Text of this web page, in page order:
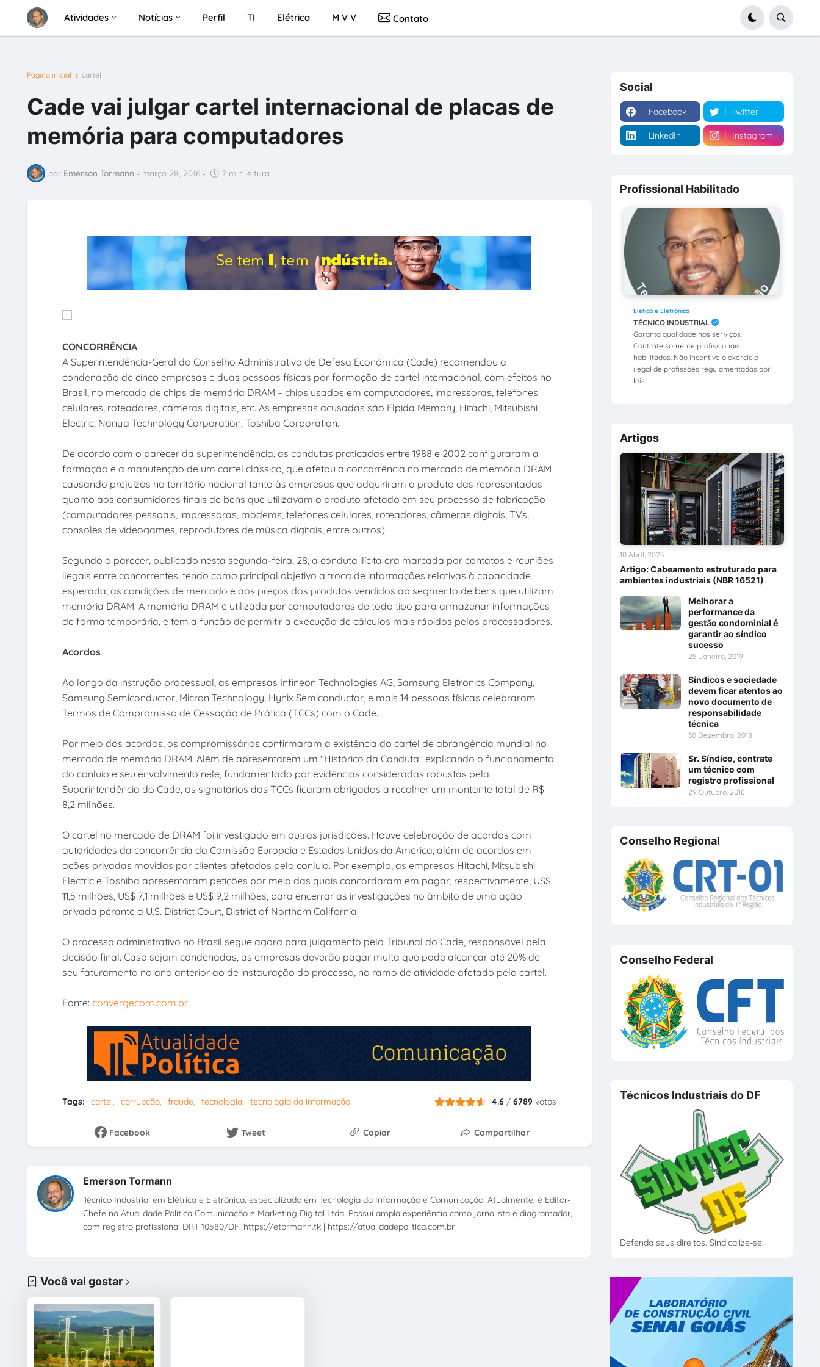
Atividades Notícias Perfil TI Elétrica M V V Contato
Página inicial cartel
Cade vai julgar cartel internacional de placas de
memória para computadores
por Emerson Tormann - março 28, 2016 - 2 min leitura
CONCORRÊNCIA
A Superintendência-Geral do Conselho Administrativo de Defesa Econômica (Cade) recomendou a
condenação de cinco empresas e duas pessoas físicas por formação de cartel internacional, com efeitos no
Brasil, no mercado de chips de memória DRAM – chips usados em computadores, impressoras, telefones
celulares, roteadores, câmeras digitais, etc. As empresas acusadas são Elpida Memory, Hitachi, Mitsubishi
Electric, Nanya Technology Corporation, Toshiba Corporation.
De acordo com o parecer da superintendência, as condutas praticadas entre 1988 e 2002 configuraram a
formação e a manutenção de um cartel clássico, que afetou a concorrência no mercado de memória DRAM
causando prejuízos no território nacional tanto às empresas que adquiriram o produto das representadas
quanto aos consumidores finais de bens que utilizavam o produto afetado em seu processo de fabricação
(computadores pessoais, impressoras, modems, telefones celulares, roteadores, câmeras digitais, TVs,
consoles de videogames, reprodutores de música digitais, entre outros).
Segundo o parecer, publicado nesta segunda-feira, 28, a conduta ilícita era marcada por contatos e reuniões
ilegais entre concorrentes, tendo como principal objetivo a troca de informações relativas à capacidade
esperada, às condições de mercado e aos preços dos produtos vendidos ao segmento de bens que utilizam
memória DRAM. A memória DRAM é utilizada por computadores de todo tipo para armazenar informações
de forma temporária, e tem a função de permitir a execução de cálculos mais rápidos pelos processadores.
Acordos
Ao longo da instrução processual, as empresas Infineon Technologies AG, Samsung Eletronics Company,
Samsung Semiconductor, Micron Technology, Hynix Semiconductor, e mais 14 pessoas físicas celebraram
Termos de Compromisso de Cessação de Prática (TCCs) com o Cade.
Por meio dos acordos, os compromissários confirmaram a existência do cartel de abrangência mundial no
mercado de memória DRAM. Além de apresentarem um "Histórico da Conduta" explicando o funcionamento
do conluio e seu envolvimento nele, fundamentado por evidências consideradas robustas pela
Superintendência do Cade, os signatários dos TCCs ficaram obrigados a recolher um montante total de R$
8,2 milhões.
O cartel no mercado de DRAM foi investigado em outras jurisdições. Houve celebração de acordos com
autoridades da concorrência da Comissão Europeia e Estados Unidos da América, além de acordos em
ações privadas movidas por clientes afetados pelo conluio. Por exemplo, as empresas Hitachi, Mitsubishi
Electric e Toshiba apresentaram petições por meio das quais concordaram em pagar, respectivamente, US$
11,5 milhões, US$ 7,1 milhões e US$ 9,2 milhões, para encerrar as investigações no âmbito de uma ação
privada perante a U.S. District Court, District of Northern California.
O processo administrativo no Brasil segue agora para julgamento pelo Tribunal do Cade, responsável pela
decisão final. Caso sejam condenadas, as empresas deverão pagar multa que pode alcançar até 20% de
seu faturamento no ano anterior ao de instauração do processo, no ramo de atividade afetado pelo cartel.
Fonte: convergecom.com.br
Tags: cartel corrupção fraude tecnologia tecnologia da informação 4.6 /6789 votos
Facebook Tweet Copiar Compartilhar
Emerson Tormann
Técnico Industrial em Elétrica e Eletrônica, especializado em Tecnologia da Informação e Comunicação. Atualmente, é Editor-
Chefe na Atualidade Política Comunicação e Marketing Digital Ltda. Possui ampla experiência como jornalista e diagramador,
com registro profissional DRT 10580/DF. https://etormann.tk | https://atualidadepolitica.com.br
Você vai gostar
Social
Facebook Twitter
LinkedIn Instagram
Profissional Habilitado
Elética e Eletrônica
TÉCNICO INDUSTRIAL
Garanta qualidade nos serviços.
Contrate somente profissionais
habilitados. Não incentive o exercício
ilegal de profissões regulamentadas por
leis.
Artigos
Artigo: Cabeamento estruturado para
ambientes industriais (NBR 16521)
10 Abril, 2025
Melhorar a
performance da
gestão condominial é
garantir ao síndico
sucesso
25 Janeiro, 2019
Síndicos e sociedade
devem ficar atentos ao
novo documento de
responsabilidade
técnica
30 Dezembro, 2018
Sr. Síndico, contrate
um técnico com
registro profissional
29 Outubro, 2016
Conselho Regional
Conselho Federal
Técnicos Industriais do DF
Defenda seus direitos. Sindicalize-se!